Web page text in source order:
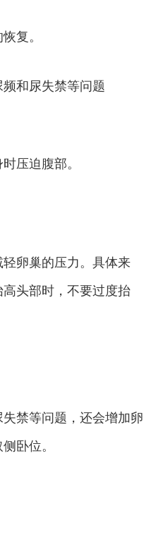
复。
和尿失禁等问题
压迫腹部。
卵巢的压力。具体来
头部时，不要过度抬
禁等问题，还会增加卵
卧位。